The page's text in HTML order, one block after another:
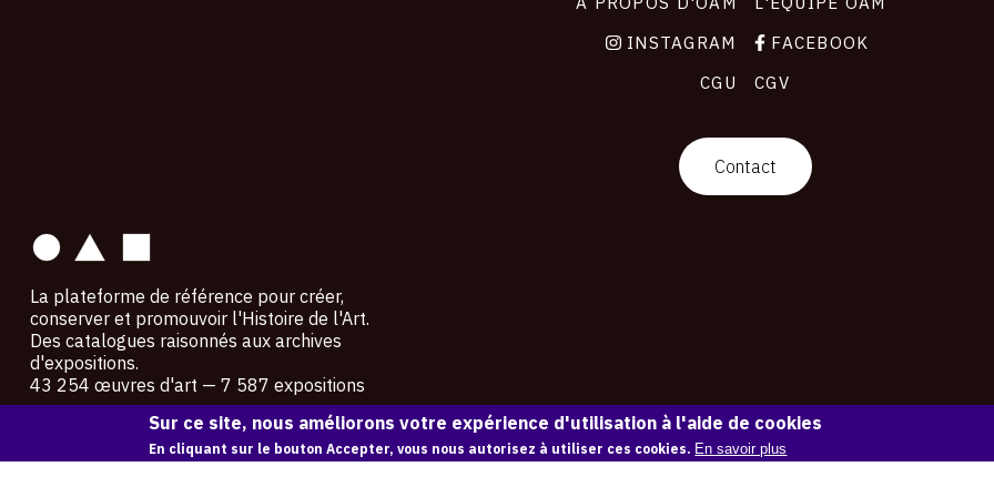
INSTAGRAM
FACEBOOK
CGU
CGV
Contact
La plateforme de référence pour créer,
conserver et promouvoir l'Histoire de l'Art.
Des catalogues raisonnés aux archives
d'expositions.
43 254 œuvres d'art — 7 587 expositions
Copyright © OAM 2026. Tous droits réservés.
Sur ce site, nous améliorons votre expérience d'utilisation à l'aide de cookies
En cliquant sur le bouton Accepter, vous nous autorisez à utiliser ces cookies. En savoir plus